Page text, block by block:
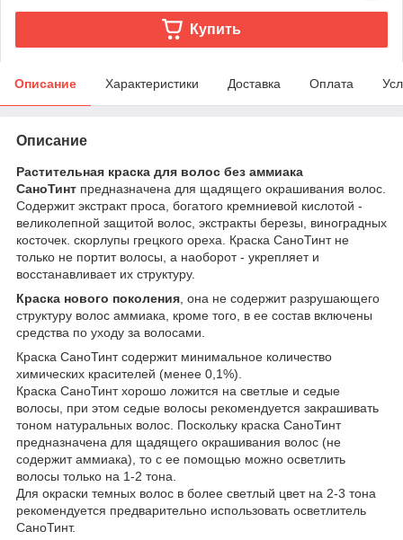
Купить
Описание Характеристики Доставка Оплата
Описание
Растительная краска для волос без аммиака
СаноТинт предназначена для щадящего окрашивания волос.
Содержит экстракт проса, богатого кремниевой кислотой -
великолепной защитой волос, экстракты березы, виноградных
косточек. скорлупы грецкого ореха. Краска СаноТинт не
только не портит волосы, а наоборот - укрепляет и
восстанавливает их структуру.
Краска нового поколения , она не содержит разрушающего
структуру волос аммиака, кроме того, в ее состав включены
средства по уходу за волосами.
Краска СаноТинт содержит минимальное количество
химических красителей (менее 0,1%).
Краска СаноТинт хорошо ложится на светлые и седые
волосы, при этом седые волосы рекомендуется закрашивать
тоном натуральных волос. Поскольку краска СаноТинт
предназначена для щадящего окрашивания волос (не
содержит аммиака), то с ее помощью можно осветлить
волосы только на 1-2 тона.
Для окраски темных волос в более светлый цвет на 2-3 тона
рекомендуется предварительно использовать осветлитель
СаноТинт.